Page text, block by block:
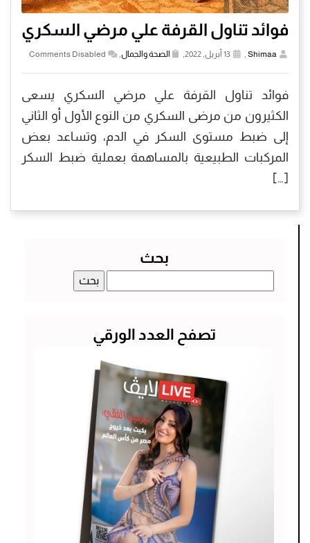
فوائد تناول القرفة علي مرضي السكري
Shimaa
, الصحة والجمال,
Comments Disabled
فوائد تناول القرفة علي مرضي السكري يسعى
الكثيرون من مرضى السكري من النوع الأول أو الثاني
إلى ضبط مستوى السكر في الدم، وتساعد بعض
المركبات الطبيعية بالمساهمة بعملية ضبط السكر
[…]
بحث
عن:
تصفح العدد الورقي